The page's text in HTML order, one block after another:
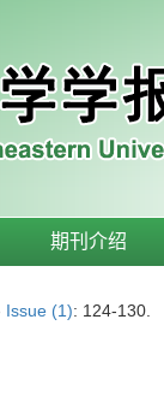
期刊介绍
Issue (1): 124-130.